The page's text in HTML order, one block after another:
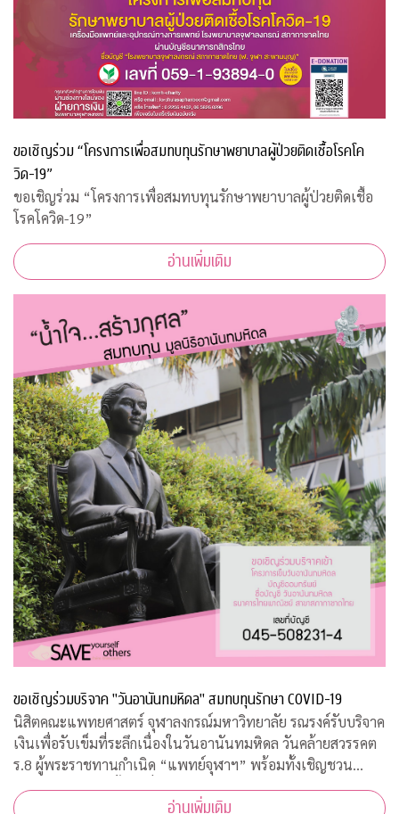
ขอเชิญร่วม “โครงการเพื่อสมทบทุนรักษาพยาบาลผู้ป่วยติดเชื้อโรคโค
วิด-19”
ขอเชิญร่วม “โครงการเพื่อสมทบทุนรักษาพยาบาลผู้ป่วยติดเชื้อ
โรคโควิด-19”
อ่านเพิ่มเติม
ขอเชิญร่วมบริจาค "วันอานันทมหิดล" สมทบทุนรักษา COVID-19
นิสิตคณะแพทยศาสตร์ จุฬาลงกรณ์มหาวิทยาลัย รณรงค์รับบริจาค
เงินเพื่อรับเข็มที่ระลึกเนื่องในวันอานันทมหิดล วันคล้ายสวรรคต
ร.8 ผู้พระราชทานกำเนิด “แพทย์จุฬาฯ” พร้อมทั้งเชิญชวน
ประชาชนสั่งจองเสื้อยืดที่ระลึก รายได้สมทบทุนโครงการป้องกัน
และรักษา COVID-19
อ่านเพิ่มเติม